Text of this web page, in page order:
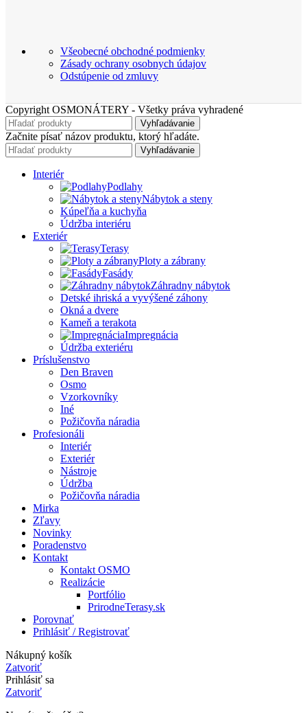
Všeobecné obchodné podmienky
Zásady ochrany osobnych údajov
Odstúpenie od zmluvy
Copyright OSMONÁTERY - Všetky práva vyhradené
Vyhľadávanie
Začnite písať názov produktu, ktorý hľadáte.
Vyhľadávanie
Interiér
Podlahy
Nábytok a steny
Kúpeľňa a kuchyňa
Údržba interiéru
Exteriér
Terasy
Ploty a zábrany
Fasády
Záhradny nábytok
Detské ihriská a vyvýšené záhony
Okná a dvere
Kameň a terakota
Impregnácia
Údržba exteriéru
Príslušenstvo
Den Braven
Osmo
Vzorkovníky
Iné
Požičovňa náradia
Profesionáli
Interiér
Exteriér
Nástroje
Údržba
Požičovňa náradia
Mirka
Zľavy
Novinky
Poradenstvo
Kontakt
Kontakt OSMO
Realizácie
Portfólio
PrirodneTerasy.sk
Porovnať
Prihlásiť / Registrovať
Nákupný košík
Zatvoriť
Prihlásiť sa
Zatvoriť